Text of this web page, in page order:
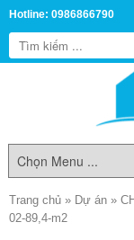
Hotline: 0986866790
Trang chủ » Dự án »
02-89,4-m2